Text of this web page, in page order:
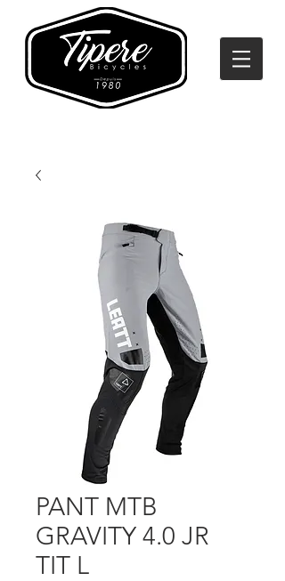
PANT MTB
GRAVITY 4.0 JR
TIT L